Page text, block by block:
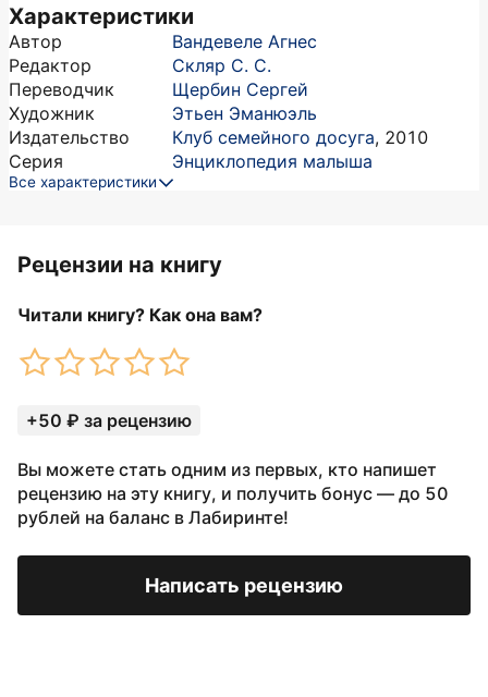
Характеристики
Автор
Вандевеле Агнес
Редактор
Скляр С. С.
Переводчик
Щербин Сергей
Художник
Этьен Эманюэль
Издательство
Клуб семейного досуга, 2010
Серия
Энциклопедия малыша
Все характеристики
Рецензии на книгу
Читали книгу? Как она вам?
+50 ₽ за рецензию
Вы можете стать одним из первых, кто напишет
рецензию на эту книгу, и получить бонус — до 50
рублей на баланс в Лабиринте!
Написать рецензию